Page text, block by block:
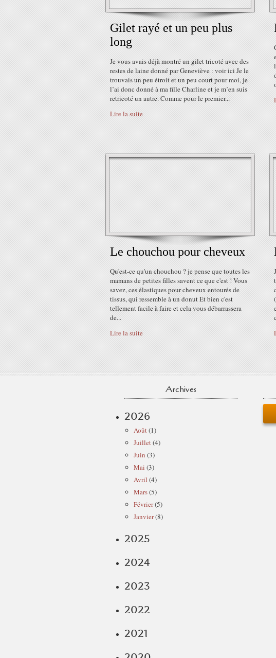
Gilet rayé et un peu plus
long
Je vous avais déjà montré un gilet tricoté avec des
restes de laine donné par Geneviève : voir ici Je le
trouvais un peu étroit et un peu court pour moi, je
l’ai donc donné à ma fille Charline et je m’en suis
retricoté un autre. Comme pour le premier...
Lire la suite
Le chouchou pour cheveux
Qu'est-ce qu'un chouchou ? je pense que toutes les
mamans de petites filles savent ce que c'est ! Vous
savez, ces élastiques pour cheveux entourés de
tissus, qui ressemble à un donut Et bien c'est
tellement facile à faire et cela vous débarrassera
de...
Lire la suite
Archives
2026
Août(1)
Juillet(4)
Juin (3)
Mai (3)
Avril (4)
Mars(5)
Février(5)
Janvier(8)
2025
2024
2023
2022
2021